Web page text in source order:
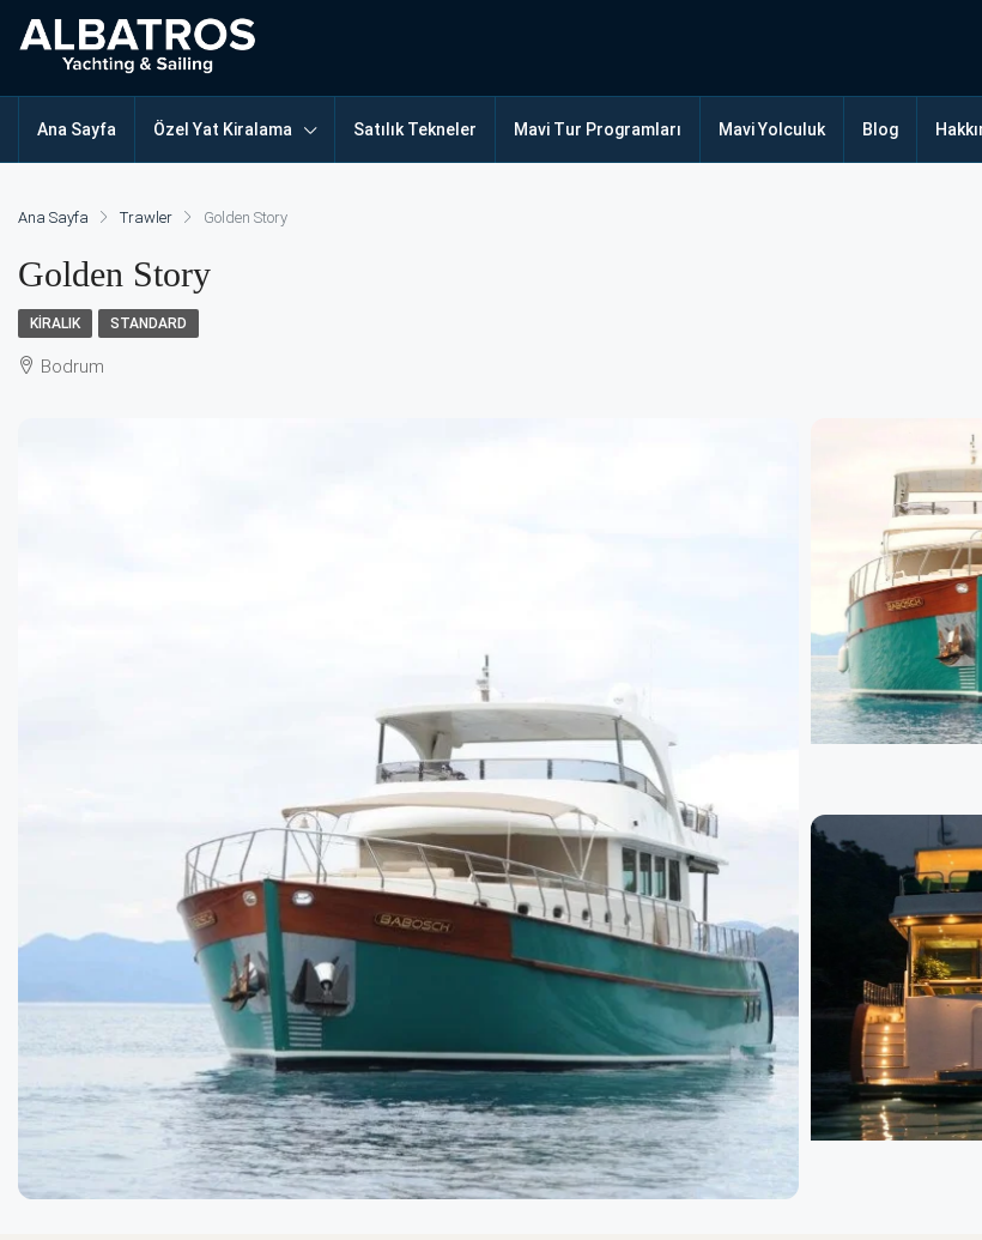
Ana Sayfa Özel Yat Kiralama Satılık Tekneler Mavi Tur Programları Mavi Yolculuk Blog
Ana Sayfa Trawler Golden Story
Golden Story
KIRALIK STANDARD
Bodrum